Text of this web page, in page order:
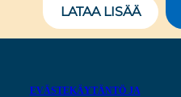
LATAA LISÄÄ
EVÄSTEKÄYTÄNTÖ JA